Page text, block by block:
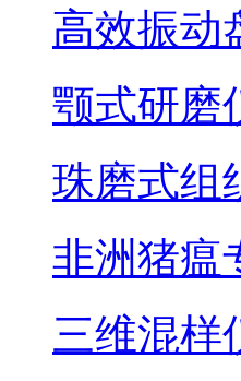
高效振动
颚式研磨
珠磨式组
非洲猪瘟
三维混样